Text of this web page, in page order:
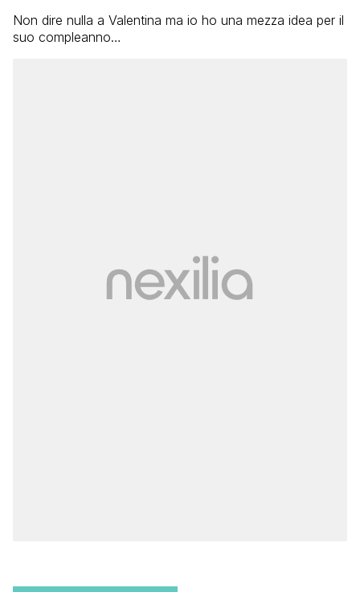
Non dire nulla a Valentina ma io ho una mezza idea per il
suo compleanno…